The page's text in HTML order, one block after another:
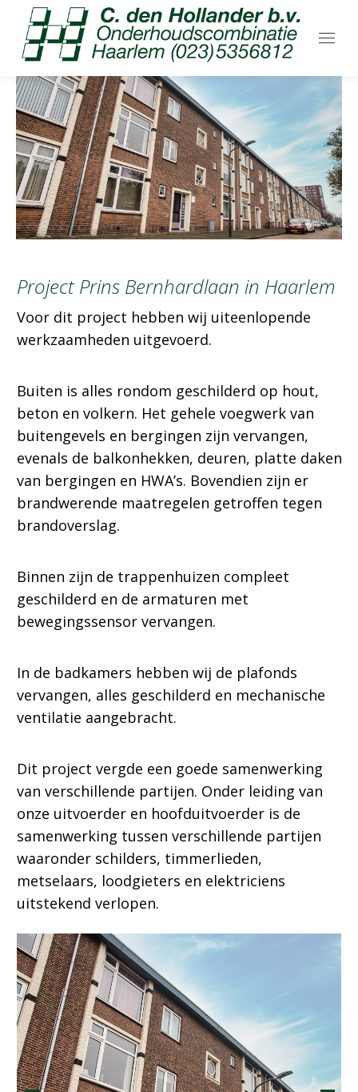
Project Prins Bernhardlaan in Haarlem
Voor dit project hebben wij uiteenlopende
werkzaamheden uitgevoerd.
Buiten is alles rondom geschilderd op hout,
beton en volkern. Het gehele voegwerk van
buitengevels en bergingen zijn vervangen,
evenals de balkonhekken, deuren, platte daken
van bergingen en HWA’s. Bovendien zijn er
brandwerende maatregelen getroffen tegen
brandoverslag.
Binnen zijn de trappenhuizen compleet
geschilderd en de armaturen met
bewegingssensor vervangen.
In de badkamers hebben wij de plafonds
vervangen, alles geschilderd en mechanische
ventilatie aangebracht.
Dit project vergde een goede samenwerking
van verschillende partijen. Onder leiding van
onze uitvoerder en hoofduitvoerder is de
samenwerking tussen verschillende partijen
waaronder schilders, timmerlieden,
metselaars, loodgieters en elektriciens
uitstekend verlopen.